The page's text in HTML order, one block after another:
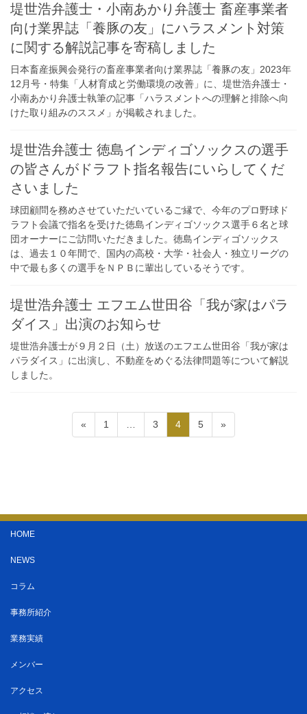
堤世浩弁護士・小南あかり弁護士 畜産事業者
向け業界誌「養豚の友」にハラスメント対策
に関する解説記事を寄稿しました
日本畜産振興会発行の畜産事業者向け業界誌「養豚の友」2023年
12月号・特集「人材育成と労働環境の改善」に、堤世浩弁護士・
小南あかり弁護士執筆の記事「ハラスメントへの理解と排除へ向
けた取り組みのススメ」が掲載されました。
堤世浩弁護士 徳島インディゴソックスの選手
の皆さんがドラフト指名報告にいらしてくだ
さいました
球団顧問を務めさせていただいているご縁で、今年のプロ野球ド
ラフト会議で指名を受けた徳島インディゴソックス選手６名と球
団オーナーにご訪問いただきました。徳島インディゴソックス
は、過去１０年間で、国内の高校・大学・社会人・独立リーグの
中で最も多くの選手をＮＰＢに輩出しているそうです。
堤世浩弁護士 エフエム世田谷「我が家はパラ
ダイス」出演のお知らせ
堤世浩弁護士が９月２日（土）放送のエフエム世田谷「我が家は
パラダイス」に出演し、不動産をめぐる法律問題等について解説
しました。
« 1 3 4 5 »
HOME
NEWS
コラム
事務所紹介
業務実績
メンバー
アクセス